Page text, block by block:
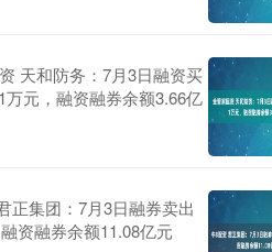
天和防务：7月3日融资买
万元，融资融券余额3.66亿
正集团：7月3日融券卖出
资融券余额11.08亿元